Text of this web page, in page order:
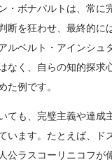
・ボナパルトは、常に
断を狂わせ、最終的に
ルベルト・アインシュ
なく、自らの知的探求
た例です。
ても、完璧主義や達成
います。たとえば、ド
公ラスコーリニコフが